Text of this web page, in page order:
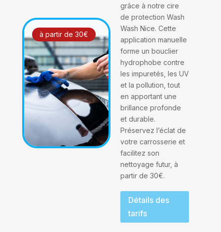
à partir de 30€
grâce à notre cire
de protection Wash
Wash Nice. Cette
application manuelle
forme un bouclier
hydrophobe contre
les impuretés, les UV
et la pollution, tout
en apportant une
brillance profonde
et durable.
Préservez l’éclat de
votre carrosserie et
facilitez son
nettoyage futur, à
partir de 30€.
Détails des
tarifs